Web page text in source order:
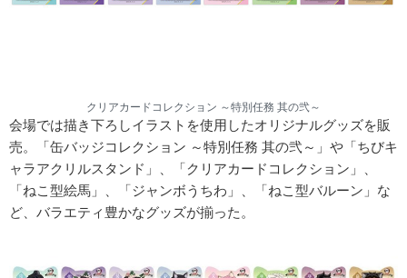
クリアカードコレクション ～特別任務 其の弐～
会場では描き下ろしイラストを使用したオリジナルグッズを販
売。「缶バッジコレクション ～特別任務 其の弐～」や「ちびキ
ャラアクリルスタンド」、「クリアカードコレクション」、
「ねこ型絵馬」、「ジャンボうちわ」、「ねこ型バルーン」な
ど、バラエティ豊かなグッズが揃った。